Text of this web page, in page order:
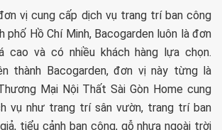
vị cung cấp dịch vụ trang trí ban công
phố Hồ Chí Minh, Bacogarden luôn là đơn
cao và có nhiều khách hàng lựa chọn.
thành Bacogarden, đơn vị này từng là
Mại Nội Thất Sài Gòn Home cung
vụ như trang trí sân vườn, trang trí ban
tiểu cảnh ban công, gỗ nhựa ngoài trời